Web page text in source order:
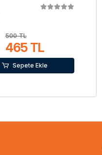
500 TL
465 TL
Sepete Ekle